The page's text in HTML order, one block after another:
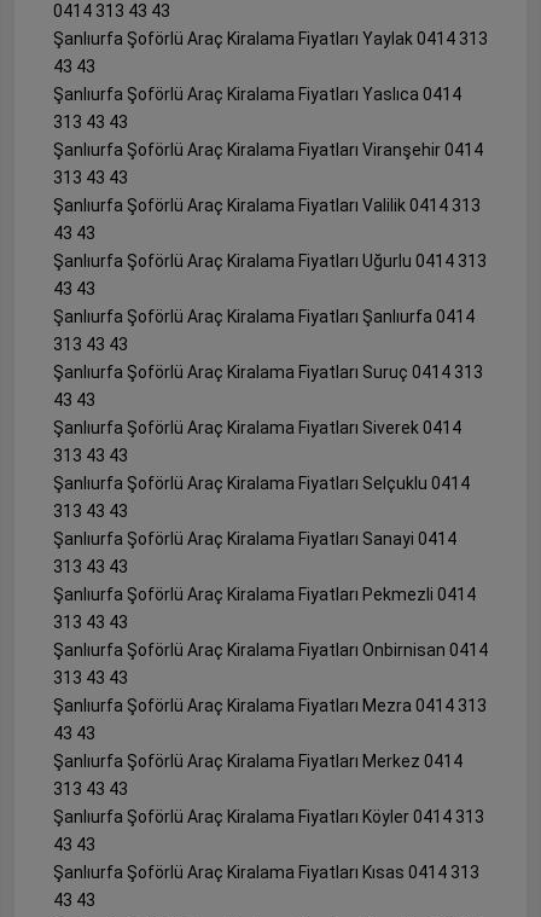
0414 313 43 43
Şanlıurfa Şoförlü Araç Kiralama Fiyatları Yaylak 0414 313
43 43
Şanlıurfa Şoförlü Araç Kiralama Fiyatları Yaslıca 0414
313 43 43
Şanlıurfa Şoförlü Araç Kiralama Fiyatları Viranşehir 0414
313 43 43
Şanlıurfa Şoförlü Araç Kiralama Fiyatları Valilik 0414 313
43 43
Şanlıurfa Şoförlü Araç Kiralama Fiyatları Uğurlu 0414 313
43 43
Şanlıurfa Şoförlü Araç Kiralama Fiyatları Şanlıurfa 0414
313 43 43
Şanlıurfa Şoförlü Araç Kiralama Fiyatları Suruç 0414 313
43 43
Şanlıurfa Şoförlü Araç Kiralama Fiyatları Siverek 0414
313 43 43
Şanlıurfa Şoförlü Araç Kiralama Fiyatları Selçuklu 0414
313 43 43
Şanlıurfa Şoförlü Araç Kiralama Fiyatları Sanayi 0414
313 43 43
Şanlıurfa Şoförlü Araç Kiralama Fiyatları Pekmezli 0414
313 43 43
Şanlıurfa Şoförlü Araç Kiralama Fiyatları Onbirnisan 0414
313 43 43
Şanlıurfa Şoförlü Araç Kiralama Fiyatları Mezra 0414 313
43 43
Şanlıurfa Şoförlü Araç Kiralama Fiyatları Merkez 0414
313 43 43
Şanlıurfa Şoförlü Araç Kiralama Fiyatları Köyler 0414 313
43 43
Şanlıurfa Şoförlü Araç Kiralama Fiyatları Kısas 0414 313
43 43